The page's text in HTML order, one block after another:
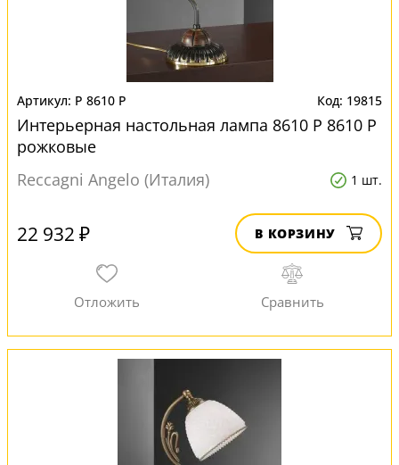
P 8610 P 19815
Интерьерная настольная лампа 8610 P 8610 P
рожковые
Reccagni Angelo (Италия)
1 шт.
22 932 ₽ В КОРЗИНУ